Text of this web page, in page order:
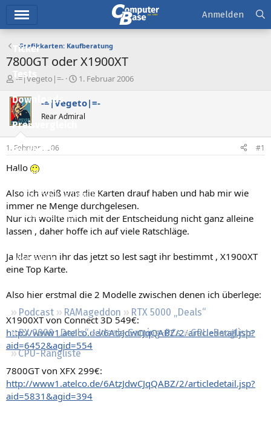
Ticker
Tests
Downloads
Preisvergleich
Forum
Aktuelles
Empfohlene Inhalte
Neue Beiträge
Neueste Aktivitäten
Leserartikel
Podcast RAMageddon
RTX 5000 „Deals“
RX 9000 „Deals“
Ideale Gaming-PCs
GPU-Rangliste
CPU-Rangliste
Anmelden
Grafikkarten: Kaufberatung
7800GT oder X1900XT
E
s
t
e
l
e
r
-=|Vegeto|=-
E
s
e
t
1. Februar 2006
-=|Vegeto|=-
Rear Admiral
1. Februar 2006 #1
Hallo
Also ich weiß was die Karten drauf haben und hab mir wie
immer ne Menge durchgelesen.
Nur ich wollte mich mit der Entscheidung nicht ganz alleine
lassen , daher hoffe ich auf viele Ratschläge.
Ja klar wenn ihr das jetzt so lest sagt ihr bestimmt , X1900XT
eine Top Karte.
Also hier erstmal die 2 Modelle zwischen denen ich überlege:
X1900XT von Connect 3D 549€:
http://www1.atelco.de/6AtzJdwCJqQABZ/2/articledetail.jsp?
aid=6452&agid=554
7800GT von XFX 299€:
http://www1.atelco.de/6AtzJdwCJqQABZ/2/articledetail.jsp?
aid=5831&agid=394